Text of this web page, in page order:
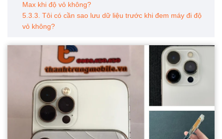
Max khi độ vỏ không?
5.3.3. Tôi có cần sao lưu dữ liệu trước khi đem máy đi độ
vỏ không?